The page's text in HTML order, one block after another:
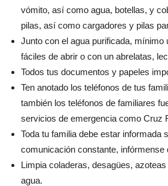
vómito, así como agua, botellas, y
pilas, así como cargadores y pilas
Junto con el agua purificada,
fáciles de abrir o con un abrelatas,
Todos tus documentos y papeles
Ten anotado los teléfonos de tus
también los teléfonos de familiares
servicios de emergencia como Cruz
Toda tu familia debe estar
comunicación constante, infórmense
Limpia coladeras, desagües,
agua.